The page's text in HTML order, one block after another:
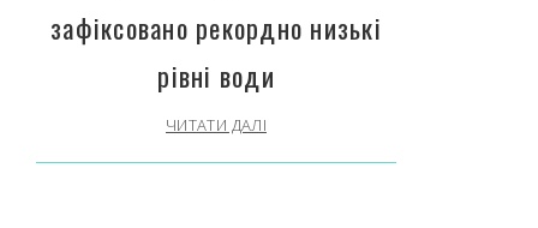
зафіксовано рекордно низькі
рівні води
ЧИТАТИ ДАЛІ